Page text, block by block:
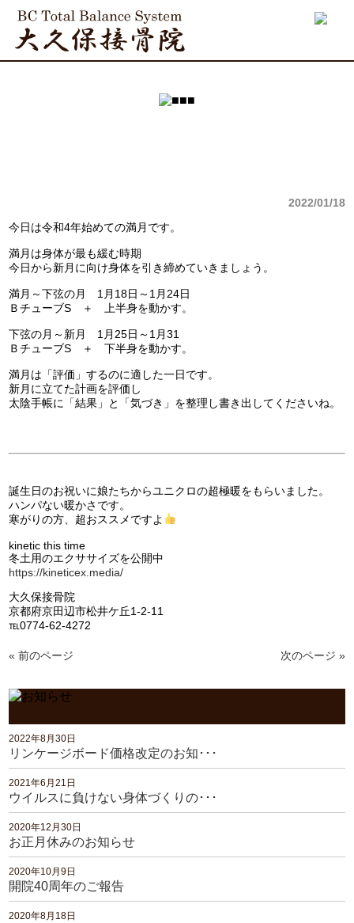
2022/01/18
今日は令和4年始めての満月です。
満月は身体が最も緩む時期
今日から新月に向け身体を引き締めていきましょう。
満月～下弦の月 1月18日～1月24日
ＢチューブS ＋ 上半身を動かす。
下弦の月～新月 1月25日～1月31
ＢチューブS ＋ 下半身を動かす。
満月は「評価」するのに適した一日です。
新月に立てた計画を評価し
太陰手帳に「結果」と「気づき」を整理し書き出してくださいね。
誕生日のお祝いに娘たちからユニクロの超極暖をもらいました。
ハンパない暖かさです。
寒がりの方、超おススメですよ
kinetic this time
冬土用のエクササイズを公開中
https://kineticex.media/
大久保接骨院
京都府京田辺市松井ケ丘1-2-11
℡0774-62-4272
« 前のページ 次のページ »
2022年8月30日
リンケージボード価格改定のお知･･･
2021年6月21日
ウイルスに負けない身体づくりの･･･
2020年12月30日
お正月休みのお知らせ
2020年10月9日
開院40周年のご報告
2020年8月18日